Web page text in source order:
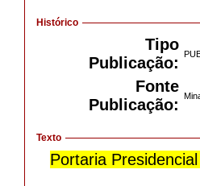
Histórico
Tipo
Publicação:
Fonte
Publicação:
Texto
Portaria